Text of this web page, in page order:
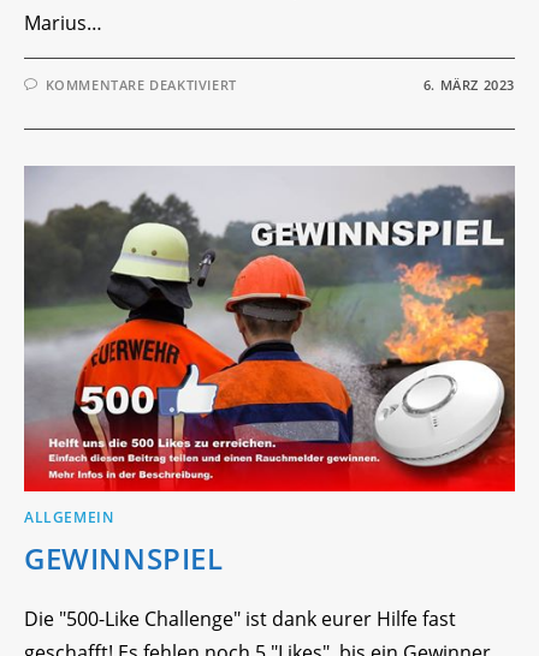
Marius…
KOMMENTARE DEAKTIVIERTFÜR
GEWINNSPIELS
6. MÄRZ 2023
ALLGEMEIN
GEWINNSPIEL
Die "500-Like Challenge" ist dank eurer Hilfe fast